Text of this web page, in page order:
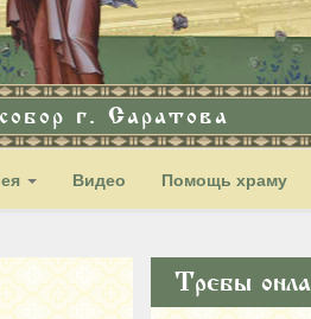
г. Саратова
Видео Помощь храму
Требы